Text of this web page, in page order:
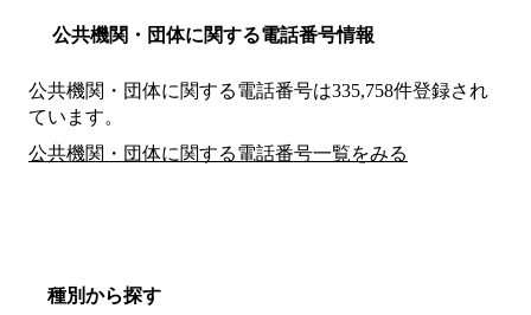
公共機関・団体に関する電話番号情報
公共機関・団体に関する電話番号は335,758件登録され
ています。
公共機関・団体に関する電話番号一覧をみる
種別から探す